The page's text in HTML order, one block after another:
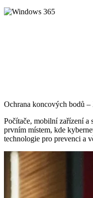
Ochrana koncových bodů
Počítače, mobilní zařízení a
prvním místem, kde
technologie pro prevenci a